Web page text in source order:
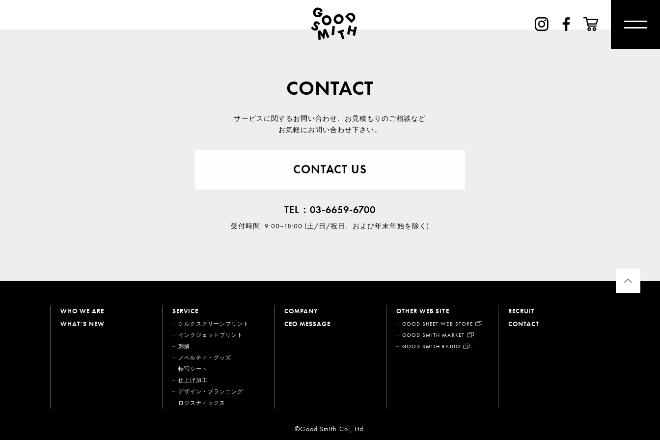
CONTACT
サービスに関するお問い合わせ、 お見積もりのご相談など
お気軽にお問い合わせ下さい。
CONTACT US
TEL：03-6659-6700
受付時間: 9:00~18:00 (土/日/祝日、および年末年始を除く)
WHO WE ARE
WHAT'S NEW
SERVICE
シルクスクリーンプリント
インクジェットプリント
刺繍
ノベルティ・グッズ
転写シート
仕上げ加工
デザイン・プランニング
ロジスティックス
COMPANY
CEO MESSAGE
OTHER WEB SITE
GOOD SHEET WEB STORE
GOOD SMITH MARKET
GOOD SMITH RADIO
RECRUIT
CONTACT
©Good Smith Co., Ltd.